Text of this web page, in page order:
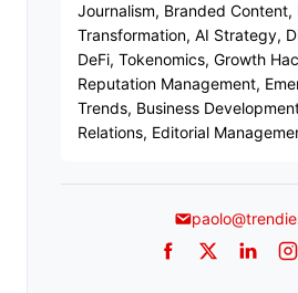
Journalism, Branded Content,
Transformation, AI Strategy,
DeFi, Tokenomics, Growth
Reputation Management,
Trends, Business
Relations, Editorial
Facebook
Twitter